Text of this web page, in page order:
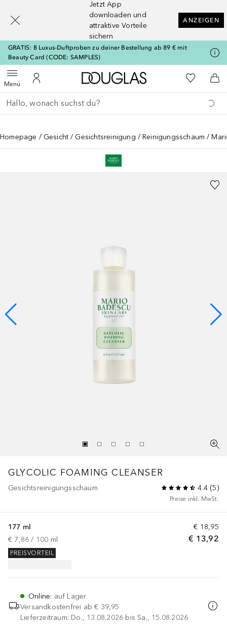
Jetzt App
downloaden und
attraktive Vorteile
sichern
ANZEIGEN
GRATIS: 8 Luxus-Duftproben zu deiner Bestellung ab 89 € mit
Beauty Card (CODE: SAMPLES)
MenüMenü öffnenZu Meinem Kundenkonto
Zur Douglas Startseite
Zu Meiner
Gehe zurück
Suche ausführen
Homepage Gesicht Gesichtsreinigung Reinigungsschaum
GLYCOLIC FOAMING CLEANSER
Gesichtsreinigungsschaum 4.4 (5)
Preise inkl. MwSt.
€ 18,95
€ 13,92
177 ml
€ 7,86 / 100 ml
PREISVORTEIL
Online: auf Lager
Versandkostenfrei ab € 39,95
Lieferzeitraum: Do., 13.08.2026 bis Sa., 15.08.2026
[navigation.slideout.screenreader]